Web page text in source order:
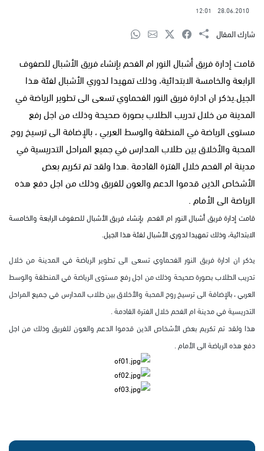
28.06.2010
12:01
شارك المقال
قامت إدارة فريق أشبال النور ام الفحم بإنشاء فريق الأشبال للصفوف
الرابعة والخامسة الابتدائية، وذلك تمهيدا لدوري الأشبال لفئة هذا
الجيل.يذكر ان ادارة فريق النور الفحماوي تسعى الى تطوير الرياضة في
المدينة من خلال تدريب الطلاب بصورة صحيحة وذلك من اجل رفع
مستوى الرياضة في المنطقة والوسط العربي ، بالإضافة الى ترسيخ روح
المحبة والأخلاق بين طلاب المدارس في جميع المراحل التدريسية في
مدينة ام الفحم خلال الفترة القادمة .هذا ولقد تم تكريم بعض
الأشخاص الذين قدموا الدعم والعون للفريق وذلك من اجل دفع هذه
الرياضة الى الأمام .
قامت إدارة فريق أشبال النور ام الفحم بإنشاء فريق الأشبال للصفوف الرابعة والخامسة
الابتدائية، وذلك تمهيدا لدوري الأشبال لفئة هذا الجيل.
يذكر ان ادارة فريق النور الفحماوي تسعى الى تطوير الرياضة في المدينة من خلال
تدريب الطلاب بصورة صحيحة وذلك من اجل رفع مستوى الرياضة في المنطقة والوسط
العربي ، بالإضافة الى ترسيخ روح المحبة والأخلاق بين طلاب المدارس في جميع المراحل
التدريسية في مدينة ام الفحم خلال الفترة القادمة .
هذا ولقد تم تكريم بعض الأشخاص الذين قدموا الدعم والعون للفريق وذلك من اجل
دفع هذه الرياضة الى الأمام .